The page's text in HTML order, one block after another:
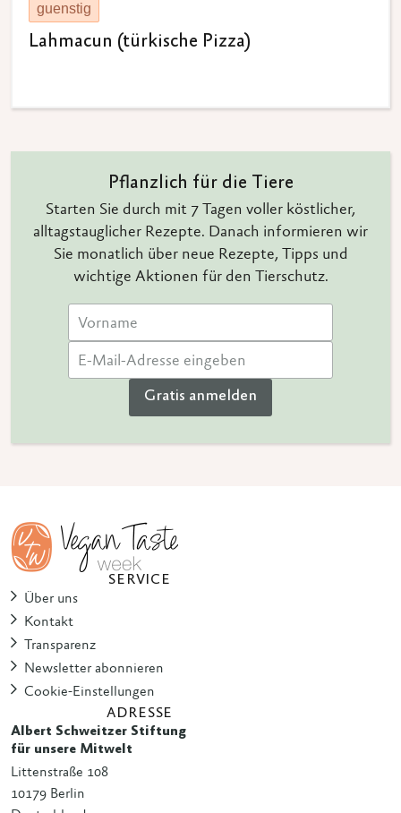
guenstig
Lahmacun (türkische Pizza)
Pflanzlich für die Tiere
Starten Sie durch mit 7 Tagen voller köstlicher,
alltagstauglicher Rezepte. Danach informieren wir
Sie monatlich über neue Rezepte, Tipps und
wichtige Aktionen für den Tierschutz.
Gratis anmelden
SERVICE
Über uns
Kontakt
Transparenz
Newsletter abonnieren
Cookie-Einstellungen
ADRESSE
Albert Schweitzer Stiftung
für unsere Mitwelt
Littenstraße 108
10179 Berlin